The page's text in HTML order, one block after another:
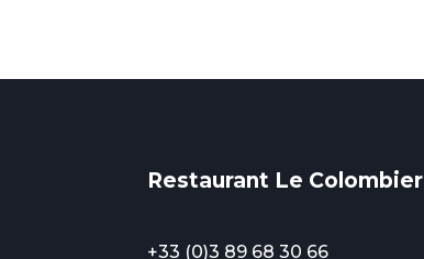
Restaurant Le Colombier
+33 (0)3 89 68 30 66